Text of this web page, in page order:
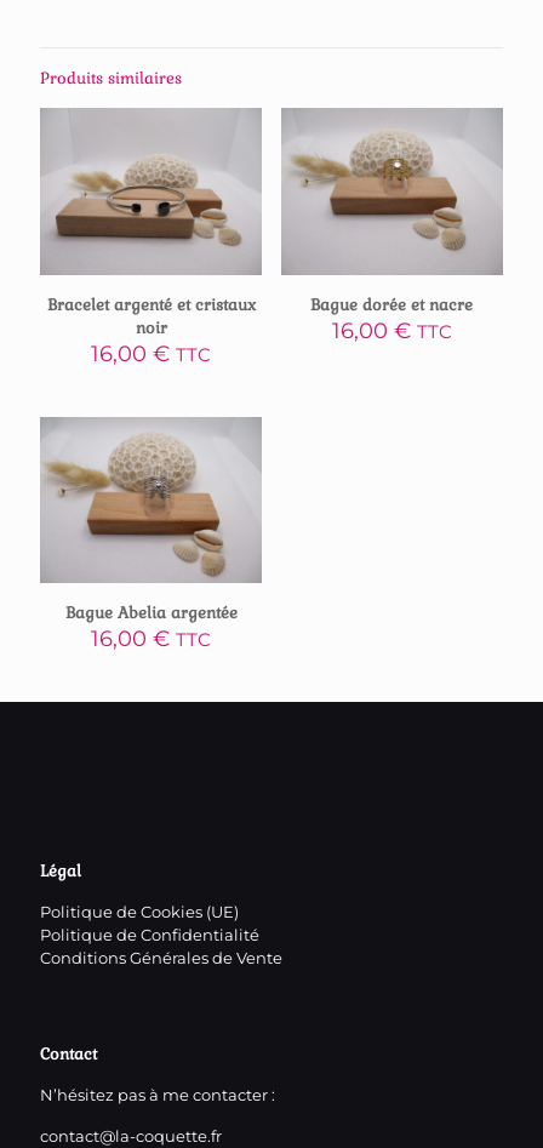
Produits similaires
Bracelet argenté et cristaux
noir
16,00€ TTC
Bague dorée et nacre
16,00 € TTC
Bague Abelia argentée
16,00€ TTC
Légal
Politique de Cookies (UE)
Politique de Confidentialité
Conditions Générales de Vente
Contact
N’hésitez pas à me contacter :
contact@la-coquette.fr